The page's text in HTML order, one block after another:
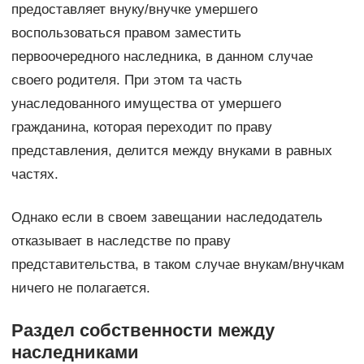
предоставляет внуку/внучке умершего
воспользоваться правом заместить
первоочередного наследника, в данном случае
своего родителя. При этом та часть
унаследованного имущества от умершего
гражданина, которая переходит по праву
представления, делится между внуками в равных
частях.
Однако если в своем завещании наследодатель
отказывает в наследстве по праву
представительства, в таком случае внукам/внучкам
ничего не полагается.
Раздел собственности между
наследниками